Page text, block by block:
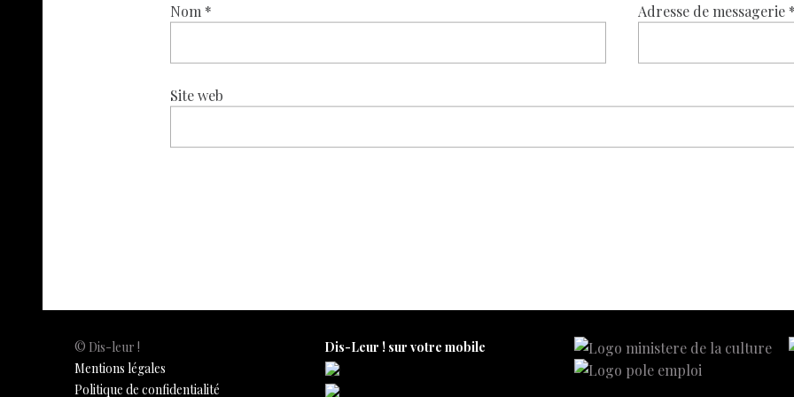
Nom * Adresse de messagerie
Site web
© Dis-leur !
Mentions légales
Politique de confidentialité
Dis-Leur ! sur votre mobile